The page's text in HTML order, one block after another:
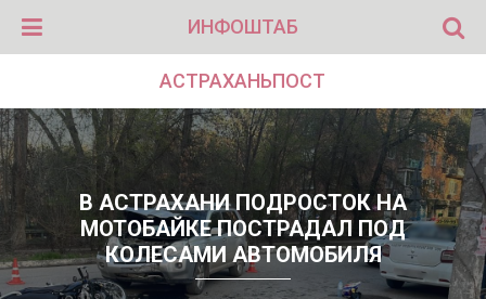
ИНФОШТАБ
АСТРАХАНЬПОСТ
В АСТРАХАНИ ПОДРОСТОК НА
МОТОБАЙКЕ ПОСТРАДАЛ ПОД
КОЛЕСАМИ АВТОМОБИЛЯ